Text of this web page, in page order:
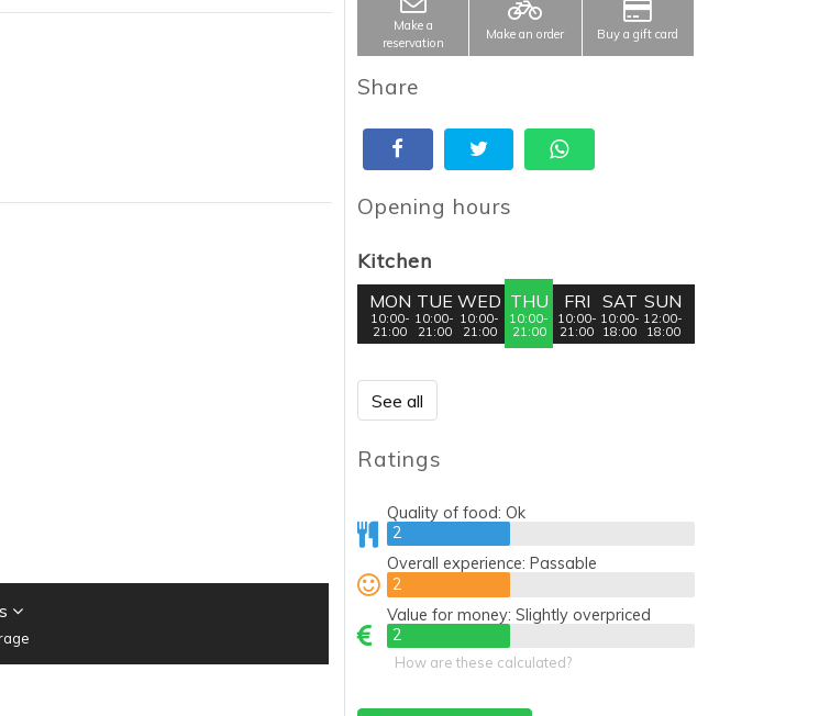
Make a
reservation
Make an order Buy a gift card
Share
Opening hours
Kitchen
MON
10:00-
21:00
TUE
10:00-
21:00
WED
10:00-
21:00
THU
10:00-
21:00
FRI
10:00-
21:00
SAT
10:00-
18:00
SUN
12:00-
18:00
See all
Ratings
Quality of food:Ok
2
2
Overall experience:Passable
2
2
Value for money:Slightly overpriced
2
2
How are these calculated?